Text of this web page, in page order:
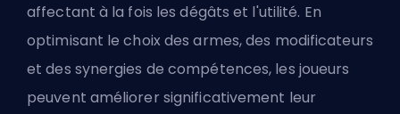
affectant à la fois les dégâts et l'utilité. En
optimisant le choix des armes, des modificateurs
et des synergies de compétences, les joueurs
peuvent améliorer significativement leur